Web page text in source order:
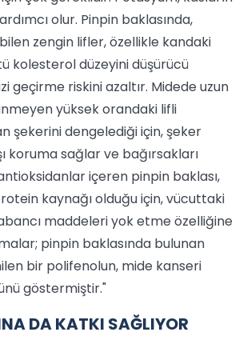
olur. Pinpin baklasında,
zengin lifler, özellikle kandaki
kolesterol düzeyini düşürücü
geçirme riskini azaltır. Midede uzun
yüksek orandaki lifli
şekerini dengelediği için, şeker
koruma sağlar ve bağırsakları
antioksidanlar içeren pinpin baklası,
kaynağı olduğu için, vücuttaki
maddeleri yok etme özelliğine
pinpin baklasında bulunan
bir polifenolun, mide kanseri
göstermiştir."
DA KATKI SAĞLIYOR